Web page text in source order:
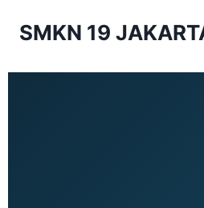
SMKN 19